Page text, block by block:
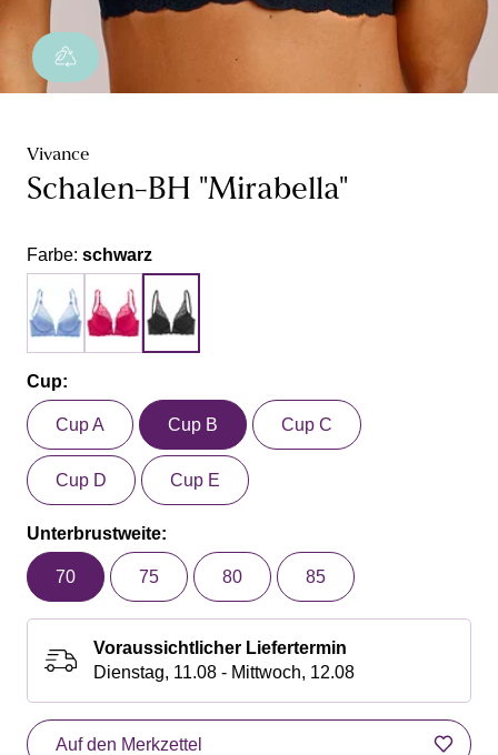
Vivance
Schalen-BH "Mirabella"
Farbe: schwarz
Cup:
Cup A Cup B Cup C
Cup D Cup E
Unterbrustweite:
70 75 80 85
Voraussichtlicher Liefertermin
Dienstag, 11.08 - Mittwoch, 12.08
Auf den Merkzettel